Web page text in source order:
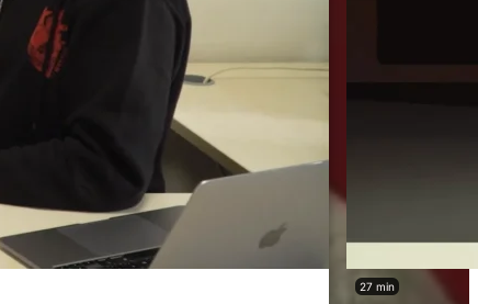
27 min